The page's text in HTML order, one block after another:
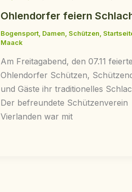
Ohlendorfer feiern
Bogensport, Damen Schützen
Maack
Am Freitagabend, den 07.11
Ohlendorfer Schützen,
und Gäste ihr traditionelles
Der befreundete Schützenverein
Vierlanden war mit